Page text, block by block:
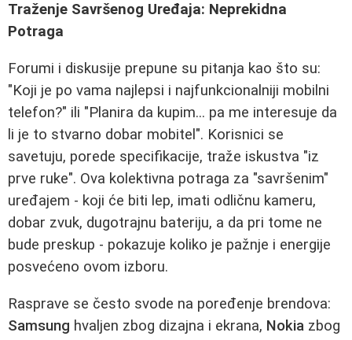
Traženje Savršenog Uređaja: Neprekidna
Potraga
Forumi i diskusije prepune su pitanja kao što su:
"Koji je po vama najlepsi i najfunkcionalniji mobilni
telefon?" ili "Planira da kupim... pa me interesuje da
li je to stvarno dobar mobitel". Korisnici se
savetuju, porede specifikacije, traže iskustva "iz
prve ruke". Ova kolektivna potraga za "savršenim"
uređajem - koji će biti lep, imati odličnu kameru,
dobar zvuk, dugotrajnu bateriju, a da pri tome ne
bude preskup - pokazuje koliko je pažnje i energije
posvećeno ovom izboru.
Rasprave se često svode na poređenje brendova:
Samsung hvaljen zbog dizajna i ekrana, Nokia zbog